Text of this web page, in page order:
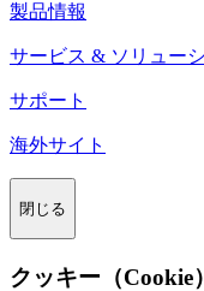
製品情報
サービス & ソリュー
サポート
海外サイト
閉じる
クッキー（Cookie